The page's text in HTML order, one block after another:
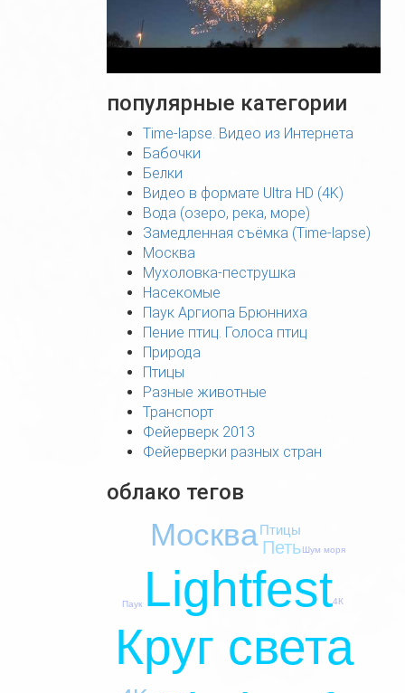
популярные категории
Time-lapse. Видео из Интернета
Бабочки
Белки
Видео в формате Ultra HD (4K)
Вода (озеро, река, море)
Замедленная съёмка (Time-lapse)
Москва
Мухоловка-пеструшка
Насекомые
Паук Аргиопа Брюнниха
Пение птиц. Голоса птиц
Природа
Птицы
Разные животные
Транспорт
Фейерверк 2013
Фейерверки разных стран
облако тегов
Круг света
Lightfest
Москва Петь
Птицы
Шум моря
4К
Паук